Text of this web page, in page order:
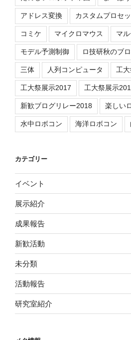
アドレス変換 カスタムプロセ
コミケ マイクロマウス マ
モデル予測制御 ロ技研秋のブ
三体 人列コンピュータ 工
工大祭展示2017 工大祭展示
新歓ブログリレー2018 楽しい
水中ロボコン 海洋ロボコン
カテゴリー
イベント
展示紹介
成果報告
新歓活動
未分類
活動報告
研究室紹介